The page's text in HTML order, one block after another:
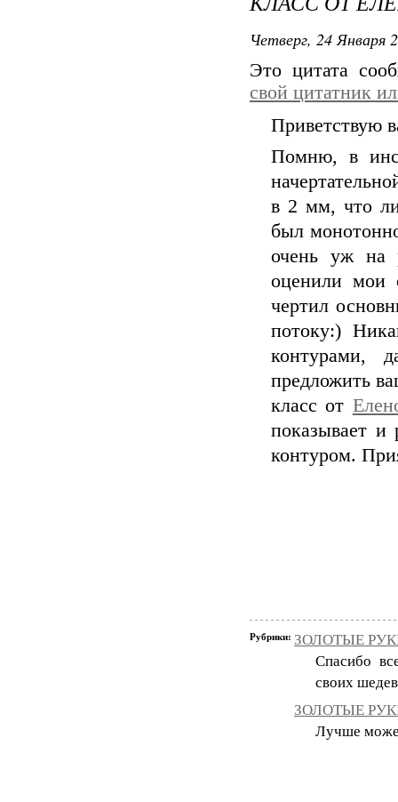
Четверг, 24 Января
Это цитата
свой цитатник
Приветствую
Помню, в
в 2 мм, что
был
очень уж на
оценили мои
чертил
потоку:)
контурами,
предложить
класс от
показывает и
контуром.
Рубрики: ЗОЛОТЫЕ
Спасибо
своих
ЗОЛОТЫЕ
Лучше